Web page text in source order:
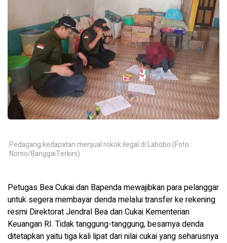
Pedagang kedapatan menjual rokok ilegal di Labobo (Foto :
Nomo/BanggaiTerkini)
Petugas Bea Cukai dan Bapenda mewajibkan para pelanggar
untuk segera membayar denda melalui transfer ke rekening
resmi Direktorat Jendral Bea dan Cukai Kementerian
Keuangan RI. Tidak tanggung-tanggung, besarnya denda
ditetapkan yaitu tiga kali lipat dari nilai cukai yang seharusnya